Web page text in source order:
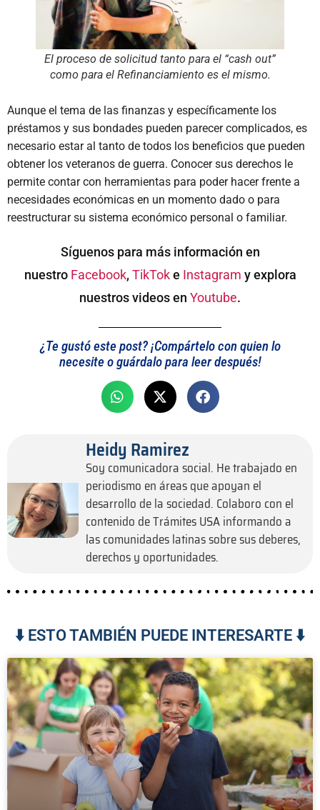
El proceso de solicitud tanto para el “cash out”
como para el Refinanciamiento es el mismo.
Aunque el tema de las finanzas y específicamente los
préstamos y sus bondades pueden parecer complicados, es
necesario estar al tanto de todos los beneficios que pueden
obtener los veteranos de guerra. Conocer sus derechos le
permite contar con herramientas para poder hacer frente a
necesidades económicas en un momento dado o para
reestructurar su sistema económico personal o familiar.
Síguenos para más información en
nuestro Facebook, TikToke Instagram y explora
nuestros videos en Youtube.
¿Te gustó este post? ¡Compártelo con quien lo
necesite o guárdalo para leer después!
Heidy Ramirez
Soy comunicadora social. He trabajado en
periodismo en áreas que apoyan el
desarrollo de la sociedad. Colaboro con el
contenido de Trámites USA informando a
las comunidades latinas sobre sus deberes,
derechos y oportunidades.
⬇️ ESTO TAMBIÉN PUEDE INTERESARTE ⬇️